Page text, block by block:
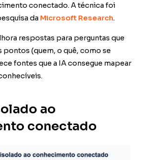
conectado. A técnica foi
da Microsoft Research.
respostas para perguntas que
pontos (quem, o quê, como se
fontes que a IA consegue mapear
ao
conectado